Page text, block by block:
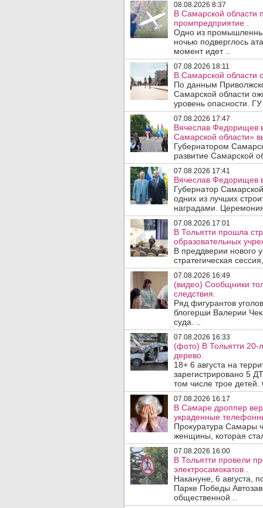
08.08.2026 8:37
В Самарской области
промпредприятие .
Одно из
ночью подверглось
момент идет ..
07.08.2026 18:11
В Самарской области
По данным
Самарской области
уровень опасности.
07.08.2026 17:47
Вячеслав Федорищев
Самарской области»
Губернатором
развитие Самарской
07.08.2026 17:41
Вячеслав Федорищев
Губернатор
одних из лучших
наградами.
07.08.2026 17:01
В Тольятти прошла
образовательных
В преддверии нового
стратегическая
07.08.2026 16:49
(видео) Сообщники
следствия.
Ряд фигурантов
блогерши Валерии
суда. ..
07.08.2026 16:33
(фото) В Тольятти 20-
дерево.
18+ 6 августа на
зарегистрировано 5
том числе трое
07.08.2026 16:17
В Самаре дроппер
украденные
Прокуратура Самары
женщины, которая
07.08.2026 16:00
В Тольятти провели
электросамокатов .
Накануне, 6 августа,
Парке Победы
общественной ..